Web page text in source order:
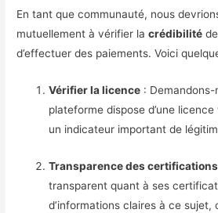
En tant que communauté, nous
mutuellement à vérifier lacrédibilité
d’effectuer des paiements. Voici
Vérifier la licence :
plateforme dispose d’une
un indicateur important de
Transparence des certifications
transparent quant à ses
d’informations claires à ce sujet,